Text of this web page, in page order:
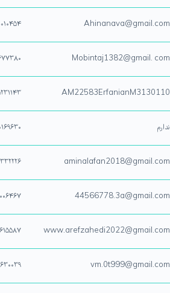
Ahinanava@gmail.com
Mobintaj1382@gmail. com
AM22583ErfanianM3130110
ندارم
aminalafan2018@gmail.com
44566778.3a@gmail.com
www.arefzahedi2022@gmail.com
vm.0t999@gmail.com